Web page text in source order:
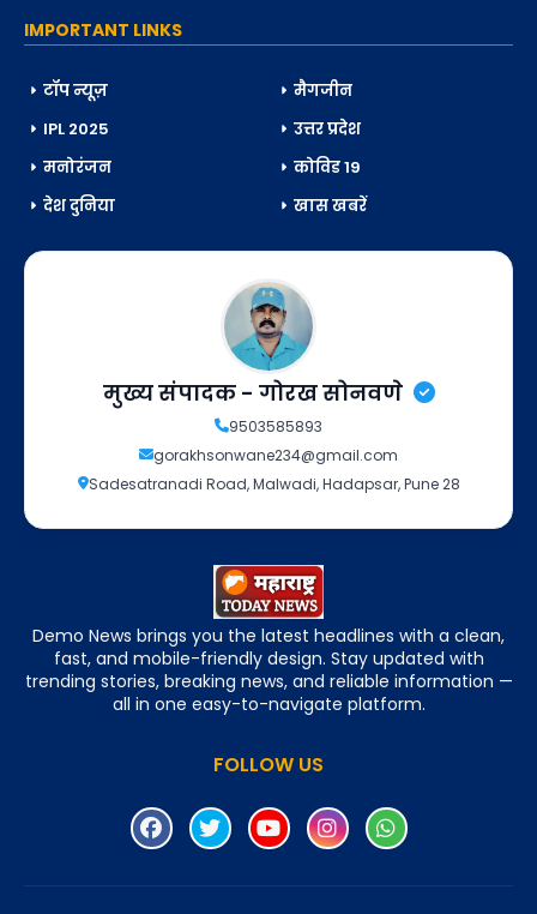
IMPORTANT LINKS
टॉप न्यूज़
मैगजीन
IPL 2025
उत्तर प्रदेश
मनोरंजन
कोविड 19
देश दुनिया
खास खबरें
मुख्य संपादक - गोरख सोनवणे
9503585893
gorakhsonwane234@gmail.com
Sadesatranadi Road, Malwadi, Hadapsar, Pune 28
Demo News brings you the latest headlines with a clean,
fast, and mobile-friendly design. Stay updated with
trending stories, breaking news, and reliable information —
all in one easy-to-navigate platform.
FOLLOW US